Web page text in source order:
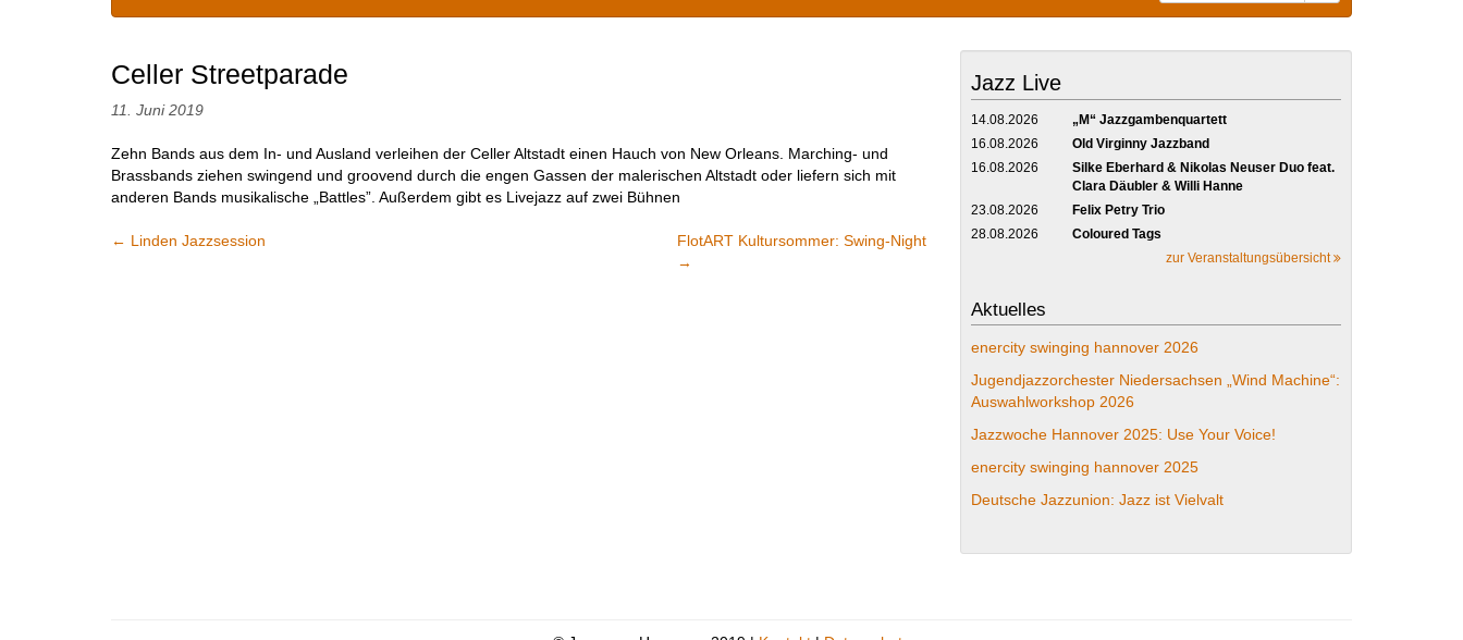
Celler Streetparade
11. Juni 2019
Zehn Bands aus dem In- und Ausland verleihen der Celler Altstadt einen Hauch von New Orleans. Marching- und
Brassbands ziehen swingend und groovend durch die engen Gassen der malerischen Altstadt oder liefern sich mit
anderen Bands musikalische „Battles”. Außerdem gibt es Livejazz auf zwei Bühnen
← Linden Jazzsession
FlotART Kultursommer: Swing-Night
→
Jazz Live
14.08.2026
„M“ Jazzgambenquartett
16.08.2026
Old Virginny Jazzband
16.08.2026
Silke Eberhard & Nikolas Neuser Duo feat.
Clara Däubler & Willi Hanne
23.08.2026
Felix Petry Trio
28.08.2026
Coloured Tags
zur Veranstaltungsübersicht
Aktuelles
enercity swinging hannover 2026
Jugendjazzorchester Niedersachsen „Wind Machine“:
Auswahlworkshop 2026
Jazzwoche Hannover 2025: Use Your Voice!
enercity swinging hannover 2025
Deutsche Jazzunion: Jazz ist Vielvalt